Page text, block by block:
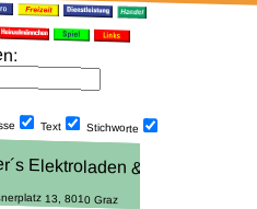
:
Text Stich­worte